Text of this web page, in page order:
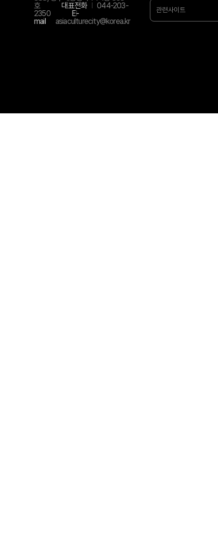
호
대표전화
044-203-
2350
E-
mail
asiaculturecity@korea.kr
관련사이트